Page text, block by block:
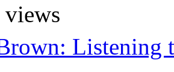
views
Listening